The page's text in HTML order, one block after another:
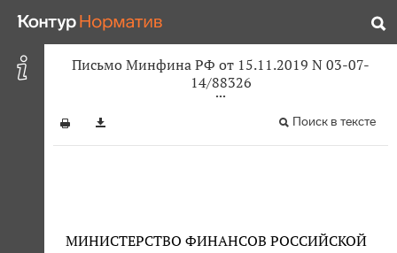
Письмо Минфина РФ от 15.11.2019 N 03-07-
14/88326
Поиск в тексте
МИНИСТЕРСТВО ФИНАНСОВ РОССИЙСКОЙ